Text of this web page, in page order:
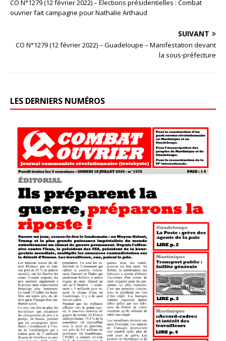
CO N°1279 (12 février 2022) – Élections présidentielles : Combat
ouvrier fait campagne pour Nathalie Arthaud
SUIVANT
CO N°1279 (12 février 2022) – Guadeloupe – Manifestation devant
la sous-préfecture
LES DERNIERS NUMÉROS